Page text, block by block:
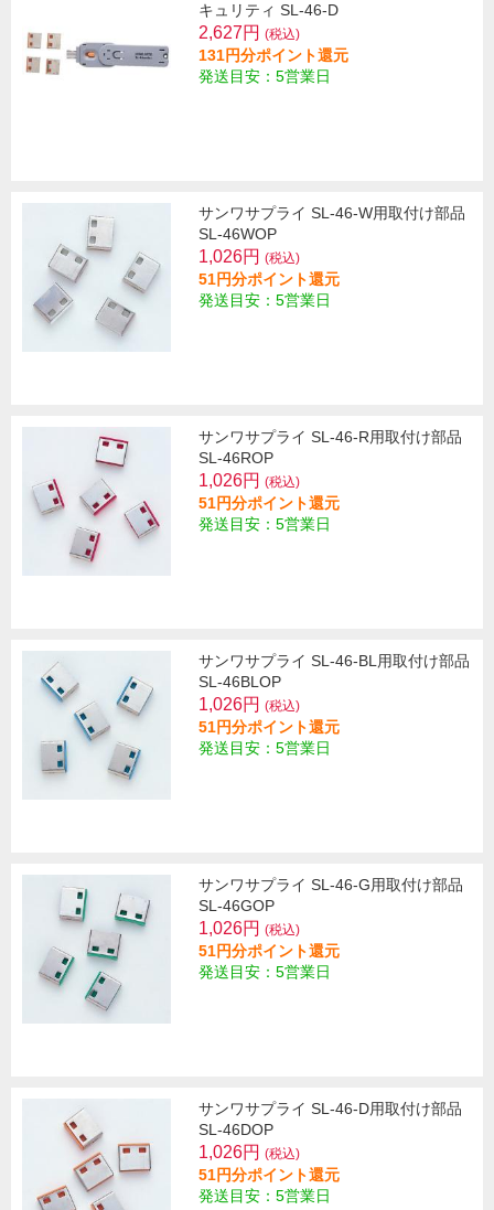
キュリティ SL-46-D
2,627円 (税込)
131円分ポイント還元
発送目安：5営業日
サンワサプライ SL-46-W用取付け部品
SL-46WOP
1,026円 (税込)
51円分ポイント還元
発送目安：5営業日
サンワサプライ SL-46-R用取付け部品
SL-46ROP
1,026円 (税込)
51円分ポイント還元
発送目安：5営業日
サンワサプライ SL-46-BL用取付け部品
SL-46BLOP
1,026円 (税込)
51円分ポイント還元
発送目安：5営業日
サンワサプライ SL-46-G用取付け部品
SL-46GOP
1,026円 (税込)
51円分ポイント還元
発送目安：5営業日
サンワサプライ SL-46-D用取付け部品
SL-46DOP
1,026円 (税込)
51円分ポイント還元
発送目安：5営業日